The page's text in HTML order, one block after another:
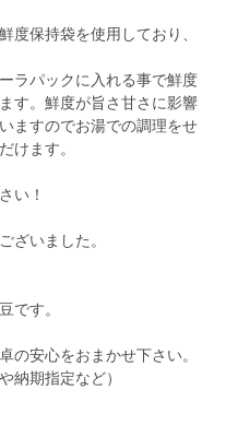
度保持袋を使用しており、
ラパックに入れる事で鮮度
す。鮮度が旨さ甘さに影響
ますのでお湯での調理をせ
けます。
い！
ざいました。
です。
の安心をおまかせ下さい。
納期指定など）